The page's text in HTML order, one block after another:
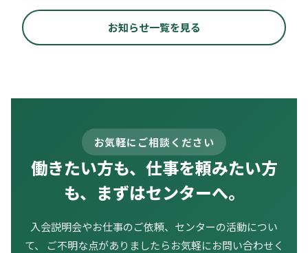
お知らせ一覧を見る
お気軽にご相談ください
働きたい方も、仕事を頼みたい方
も、まずはセンターへ。
入会説明会やお仕事のご依頼、センターの活動につい
て、 ご不明な点がありましたらお気軽にお問い合わせく